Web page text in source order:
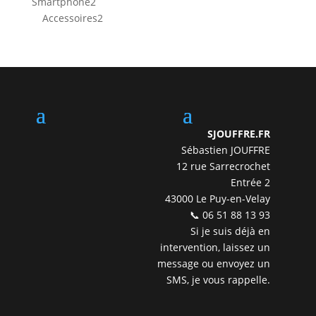
produits
Accessoires22
SJOUFFRE.FR
Sébastien JOUFFRE
12 rue Sarrecrochet
Entrée 2
43000 Le Puy-en-Velay
📞 06 51 88 13 93
Si je suis déjà en
intervention, laissez un
message ou envoyez un
SMS, je vous rappelle.